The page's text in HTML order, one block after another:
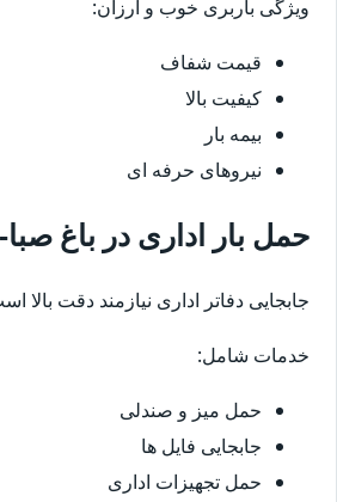
ویژگی باربری خوب و ارزان:
قیمت شفاف
کیفیت بالا
بیمه بار
نیروهای حرفه ای
حمل بار اداری در باغ
جابجایی دفاتر اداری نیازمند دقت بالا
خدمات شامل:
حمل میز و صندلی
جابجایی فایل ها
حمل تجهیزات اداری